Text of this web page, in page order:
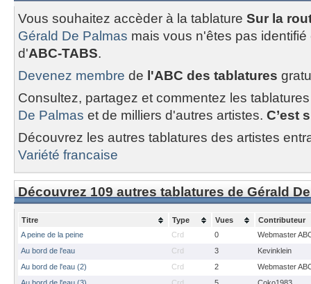
Vous souhaitez accèder à la tablature Sur la
Gérald De Palmas mais vous n'êtes pas
d'ABC-TABS.
Devenez membre de l'ABC des tablatures
Consultez, partagez et commentez les
De Palmas et de milliers d'autres artistes. C’est
Découvrez les autres tablatures des artistes
Variété francaise
Découvrez 109 autres tablatures de Gérald
Titre Type Vues
Contributeur
A peine de la peine
Crd 0
Webmaster
Au bord de l'eau
Crd 3
Kevinklein
Au bord de l'eau (2)
Crd 2
Webmaster